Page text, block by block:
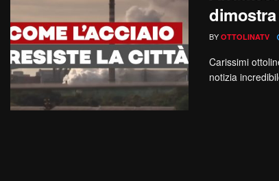
BY OTTOLINATV
Carissimi
notizia